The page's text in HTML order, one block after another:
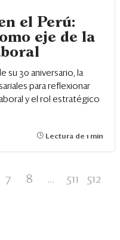
el Perú:
eje de la
su 30 aniversario, la
para reflexionar
y el rol estratégico
Lectura de 1 min
7 8 ... 511 512